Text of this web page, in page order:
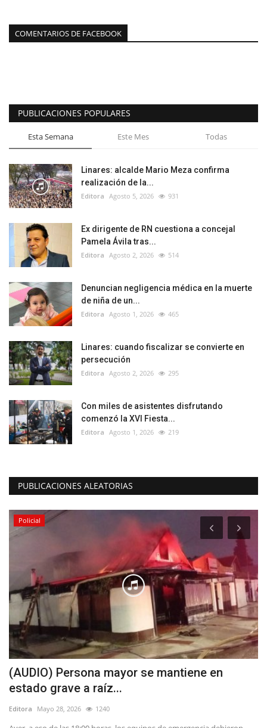
COMENTARIOS DE FACEBOOK
PUBLICACIONES POPULARES
Esta Semana Este Mes Todas
Linares: alcalde Mario Meza confirma
realización de la...
Editora Agosto 5, 2026 931
Ex dirigente de RN cuestiona a concejal
Pamela Ávila tras...
Editora Agosto 2, 2026 514
Denuncian negligencia médica en la muerte
de niña de un...
Editora Agosto 1, 2026 465
Linares: cuando fiscalizar se convierte en
persecución
Editora Agosto 2, 2026 295
Con miles de asistentes disfrutando
comenzó la XVI Fiesta...
Editora Agosto 1, 2026 219
PUBLICACIONES ALEATORIAS
en
Veredicto condenatorio para ex
por falsificación...
Editora